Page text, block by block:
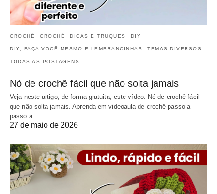
CROCHÊ CROCHÊ DICAS E TRUQUES DIY
DIY, FAÇA VOCÊ MESMO E LEMBRANCINHAS TEMAS DIVERSOS
TODAS AS POSTAGENS
Nó de crochê fácil que não solta jamais
Veja neste artigo, de forma gratuita, este vídeo: Nó de crochê fácil
que não solta jamais. Aprenda em videoaula de crochê passo a
passo a…
27 de maio de 2026